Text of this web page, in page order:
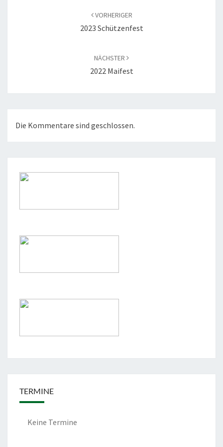
VORHERIGER
2023 Schützenfest
NÄCHSTER
2022 Maifest
Die Kommentare sind geschlossen.
TERMINE
Keine Termine